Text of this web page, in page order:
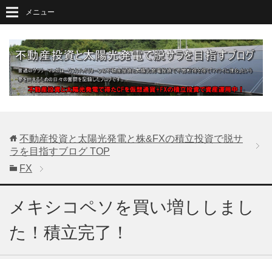
メニュー
不動産投資と太陽光発電と株&FXの積立投資で脱サ
ラを目指すブログ TOP
FX
メキシコペソを買い増ししまし
た！積立完了！